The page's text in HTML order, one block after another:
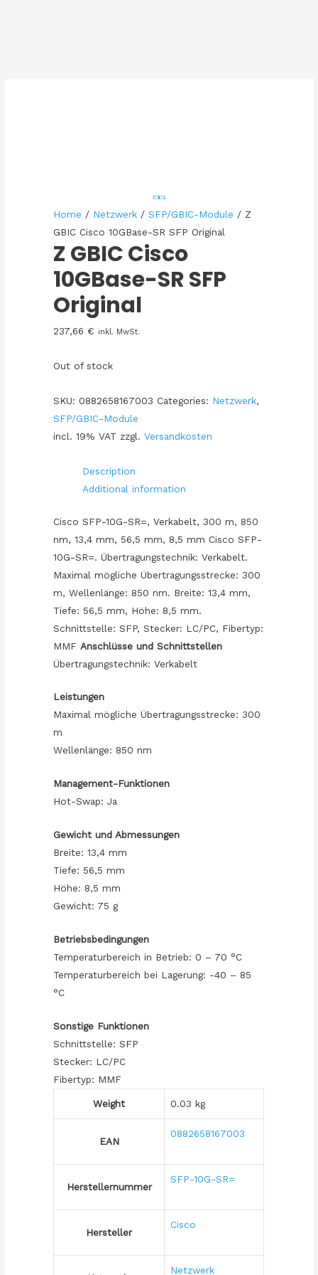
Home / Netzwerk /SFP/GBIC-Module / Z
GBIC Cisco 10GBase-SR SFP Original
Z GBIC Cisco
10GBase-SR SFP
Original
237,66€ inkl. MwSt.
Out of stock
SKU:0882658167003 Categories: Netzwerk,
SFP/GBIC-Module
incl. 19% VAT zzgl.Versandkosten
Description
Additional information
Cisco SFP-10G-SR=, Verkabelt, 300 m, 850
nm, 13,4 mm, 56,5 mm, 8,5 mm Cisco SFP-
10G-SR=. Übertragungstechnik: Verkabelt.
Maximal mögliche Übertragungsstrecke: 300
m, Wellenlänge: 850 nm. Breite: 13,4 mm,
Tiefe: 56,5 mm, Höhe: 8,5 mm.
Schnittstelle: SFP, Stecker: LC/PC, Fibertyp:
MMFAnschlüsse und Schnittstellen
Übertragungstechnik: Verkabelt
Leistungen
Maximal mögliche Übertragungsstrecke: 300
m
Wellenlänge: 850 nm
Management-Funktionen
Hot-Swap: Ja
Gewicht und Abmessungen
Breite: 13,4 mm
Tiefe: 56,5 mm
Höhe: 8,5 mm
Gewicht: 75 g
Betriebsbedingungen
Temperaturbereich in Betrieb: 0 – 70 °C
Temperaturbereich bei Lagerung: -40 – 85
°C
Sonstige Funktionen
Schnittstelle: SFP
Stecker: LC/PC
Fibertyp: MMF
Weight 0.03 kg
EAN
0882658167003
Herstellernummer
SFP-10G-SR=
Hersteller
Cisco
Netzwerk